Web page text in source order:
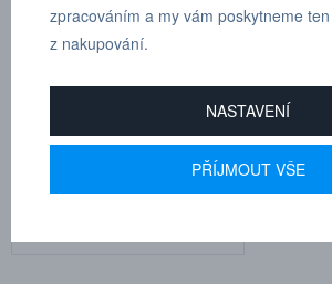
Spojka G 1 1/2" vnitřní závit
FPM
na objednávku
Vsuvka
Kat.číslo:
na
zpracováním a my vám poskytneme
z nakupování.
NASTAVENÍ
PŘÍJMOUT VŠE